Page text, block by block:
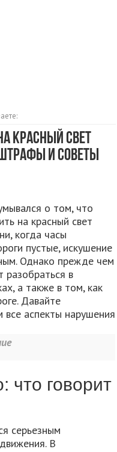
красный свет
и советы
о том, что
на красный свет
когда часы
пустые, искушение
Однако прежде чем
разобраться в
а также в том, как
Давайте
все аспекты нарушения
что говорит
серьезным
В